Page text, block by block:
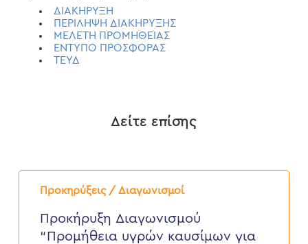
ΔΙΑΚΗΡΥΞΗ
ΠΕΡΙΛΗΨΗ ΔΙΑΚΗΡΥΞΗΣ
ΜΕΛΕΤΗ ΠΡΟΜΗΘΕΙΑΣ
ΕΝΤΥΠΟ ΠΡΟΣΦΟΡΑΣ
ΤΕΥΔ
Δείτε επίσης
Προκηρύξεις / Διαγωνισμοί
Προκήρυξη
Διαγωνισμού
υγρών
καυσίμων
Προκήρυξη Διαγωνισμού
“Προμήθεια υγρών καυσίμων για